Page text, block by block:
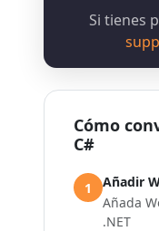
Si tienes
Cómo
C#
1
Añadir
Añada
.NET